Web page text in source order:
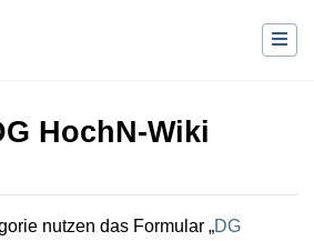
HochN-Wiki
,Suche
nutzen das Formular „DG